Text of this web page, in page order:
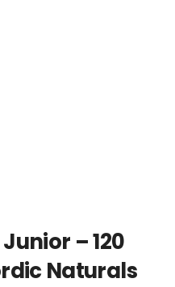
– 120
Naturals